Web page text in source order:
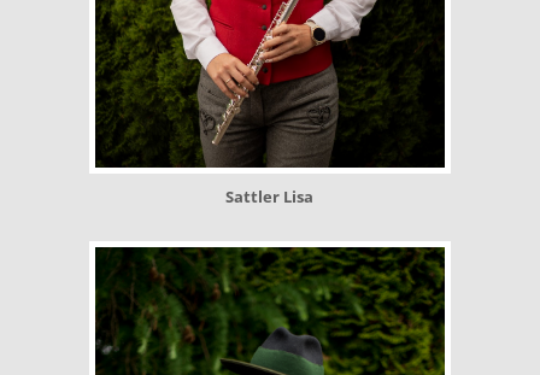
Sattler Lisa